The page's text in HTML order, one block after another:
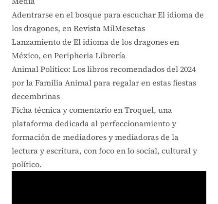
Adentrarse en el bosque para escuchar El idioma de
los dragones, en Revista MilMesetas
Lanzamiento de El idioma de los dragones en
México, en Peripheria Librería
Animal Político: Los libros recomendados del 2024
por la Familia Animal para regalar en estas fiestas
decembrinas
Ficha técnica y comentario en Troquel, una
plataforma dedicada al perfeccionamiento y
formación de mediadores y mediadoras de la
lectura y escritura, con foco en lo social, cultural y
político.